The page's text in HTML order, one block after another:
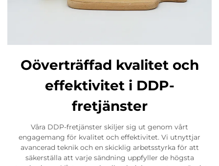
Oöverträffad kvalitet och
effektivitet i DDP-
fretjänster
Våra DDP-fretjänster skiljer sig ut genom vårt
engagemang för kvalitet och effektivitet. Vi utnyttjar
avancerad teknik och en skicklig arbetsstyrka för att
säkerställa att varje sändning uppfyller de högsta